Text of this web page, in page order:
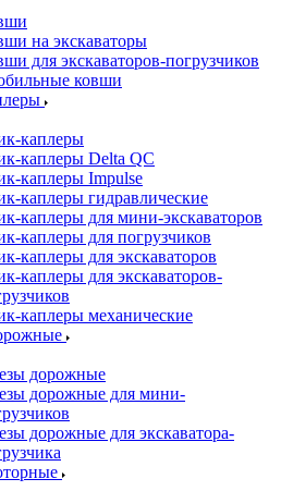
на экскаваторы
для экскаваторов-погрузчиков
ковши
каплеры
каплеры Delta QC
каплеры Impulse
каплеры гидравлические
каплеры для мини-экскаваторов
каплеры для погрузчиков
каплеры для экскаваторов
каплеры для экскаваторов-
каплеры механические
дорожные
дорожные для мини-
дорожные для экскаватора-